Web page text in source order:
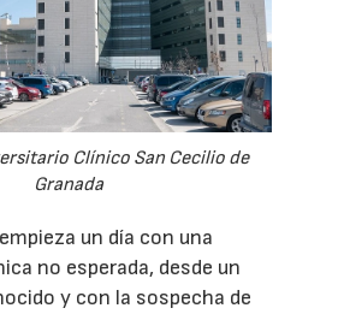
Clínico San Cecilio de
Granada
un día con una
no esperada, desde un
y con la sospecha de